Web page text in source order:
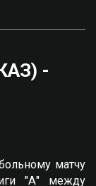
-
матчу
"А" между